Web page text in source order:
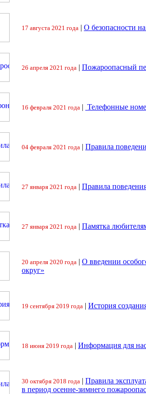
17 августа 2021 года | О безопасности
26 апреля 2021 года | Пожароопасный
16 февраля 2021 года | Телефонные
04 февраля 2021 года | Правила
27 января 2021 года | Правила
27 января 2021 года | Памятка
20 апреля 2020 года | О введении
округ»
19 сентября 2019 года | История
18 июня 2019 года | Информация для
30 октября 2018 года | Правила
в период осенне-зимнего